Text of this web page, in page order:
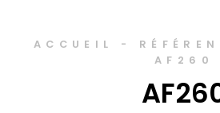
ACCUEIL -
AF260